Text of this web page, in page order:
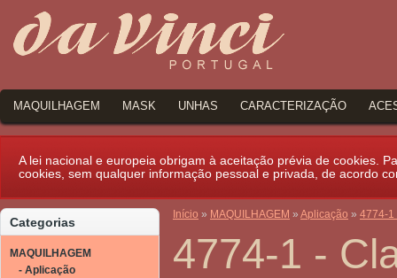
MAQUILHAGEM MASK UNHAS CARACTERIZAÇÃO
A lei nacional e europeia obrigam à aceitação prévia de cookies.
cookies, sem qualquer informação pessoal e privada, de acordo
Categorias
MAQUILHAGEM
- Aplicação
Início » MAQUILHAGEM » Aplicação » 4774-1
4774-1 -